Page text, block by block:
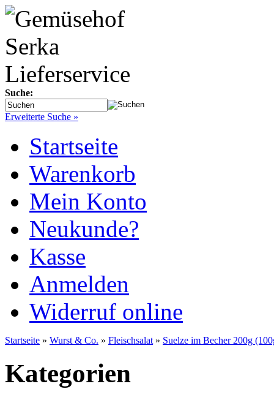
Suche:
Erweiterte Suche »
Startseite
Warenkorb
Mein Konto
Neukunde?
Kasse
Anmelden
Widerruf online
Startseite » Wurst & Co. » Fleischsalat » Suelze im Becher 200g
Kategorien